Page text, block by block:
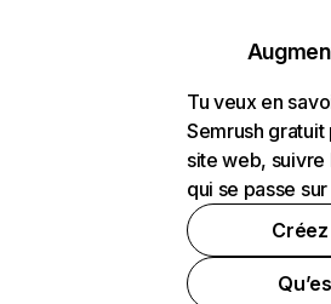
Tu veux en
Semrush
site web,
qui se passe